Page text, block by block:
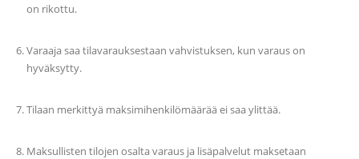
on rikottu.
Varaaja saa tilavarauksestaan vahvistuksen, kun varaus on
hyväksytty.
Tilaan merkittyä maksimihenkilömäärää ei saa ylittää.
Maksullisten tilojen osalta varaus ja lisäpalvelut maksetaan